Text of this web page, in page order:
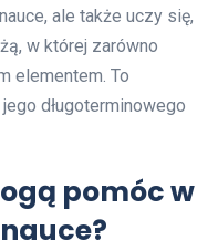
ale także uczy się,
w której zarówno
elementem. To
długoterminowego
pomóc w